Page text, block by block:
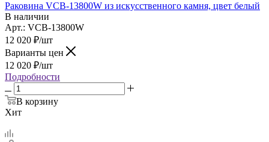
Раковина VCB-13800W из искусственного камня, цвет белый
В наличии
Арт.: VCB-13800W
12 020 ₽/шт
Варианты цен
12 020 ₽/шт
Подробности
В корзину
Хит